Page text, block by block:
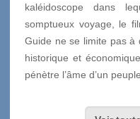
kaléidoscope dans
somptueux voyage, le
Guide ne se limite pas à
historique et
pénètre l’âme d’un peuple